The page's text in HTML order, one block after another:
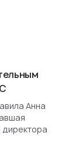
Анна
директора